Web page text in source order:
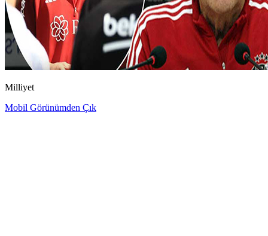
Milliyet
Mobil Görünümden Çık